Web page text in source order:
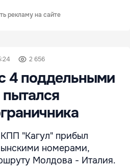
рекламу на сайте
2 656
4 поддельными
"Кагул" прибыл
номерами,
Молдова - Италия.